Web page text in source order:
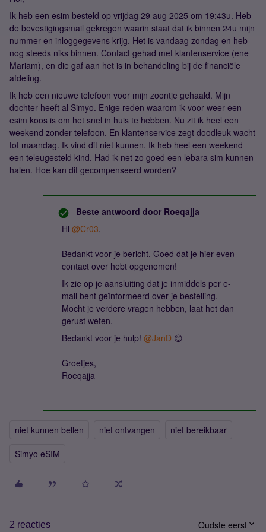
Ik heb een esim besteld op vrijdag 29 aug 2025 om 19:43u. Heb
de bevestigingsmail gekregen waarin staat dat ik binnen 24u mijn
nummer en inloggegevens krijg. Het is vandaag zondag en heb
nog steeds niks binnen. Contact gehad met klantenservice (ene
Mariam), en die gaf aan het is in behandeling bij de financiële
afdeling.
Ik heb een nieuwe telefoon voor mijn zoontje gehaald. Mijn
dochter heeft al Simyo. Enige reden waarom ik voor weer een
esim koos is om het snel in huis te hebben. Nu zit ik heel een
weekend zonder telefoon. En klantenservice zegt doodleuk wacht
tot maandag. Ik vind dit niet kunnen. Ik heb heel een weekend
een teleugesteld kind. Had ik net zo goed een lebara sim kunnen
halen. Hoe kan dit gecompenseerd worden?
Beste antwoord door Roeqajja
Hi ​ @Cr03,
Bedankt voor je bericht. Goed dat je hier even
contact over hebt opgenomen!
Ik zie op je aansluiting dat je inmiddels per e-
mail bent geïnformeerd over je bestelling.
Mocht je verdere vragen hebben, laat het dan
gerust weten.
Bedankt voor je hulp! ​ @JanD 😊
Groetjes,
Roeqajja
niet kunnen bellen niet ontvangen
niet bereikbaar
Simyo eSIM
2 reacties Oudste eerst